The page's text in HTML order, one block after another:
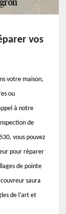
vos
votre maison,
ou
à notre
de
vous pouvez
pour réparer
de pointe
saura
de l’art et